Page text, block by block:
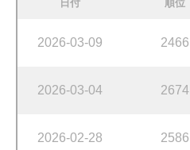
日付 順位
2026-03-09 2466
2026-03-04 2674
2026-02-28 2586